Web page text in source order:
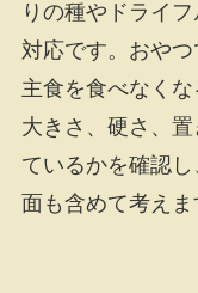
りの種やドライ
対応です。おや
主食を食べなく
大きさ、硬さ、
ているかを確認
面も含めて考えま